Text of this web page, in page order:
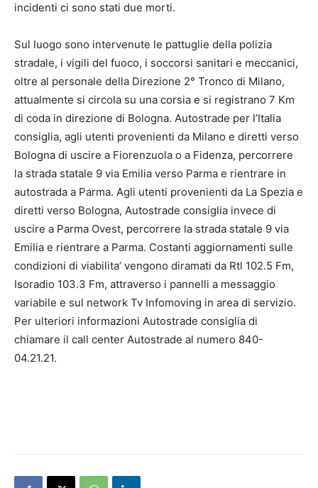
incidenti ci sono stati due morti.
Sul luogo sono intervenute le pattuglie della polizia
stradale, i vigili del fuoco, i soccorsi sanitari e meccanici,
oltre al personale della Direzione 2° Tronco di Milano,
attualmente si circola su una corsia e si registrano 7 Km
di coda in direzione di Bologna. Autostrade per l’Italia
consiglia, agli utenti provenienti da Milano e diretti verso
Bologna di uscire a Fiorenzuola o a Fidenza, percorrere
la strada statale 9 via Emilia verso Parma e rientrare in
autostrada a Parma. Agli utenti provenienti da La Spezia e
diretti verso Bologna, Autostrade consiglia invece di
uscire a Parma Ovest, percorrere la strada statale 9 via
Emilia e rientrare a Parma. Costanti aggiornamenti sulle
condizioni di viabilita’ vengono diramati da Rtl 102.5 Fm,
Isoradio 103.3 Fm, attraverso i pannelli a messaggio
variabile e sul network Tv Infomoving in area di servizio.
Per ulteriori informazioni Autostrade consiglia di
chiamare il call center Autostrade al numero 840-
04.21.21.